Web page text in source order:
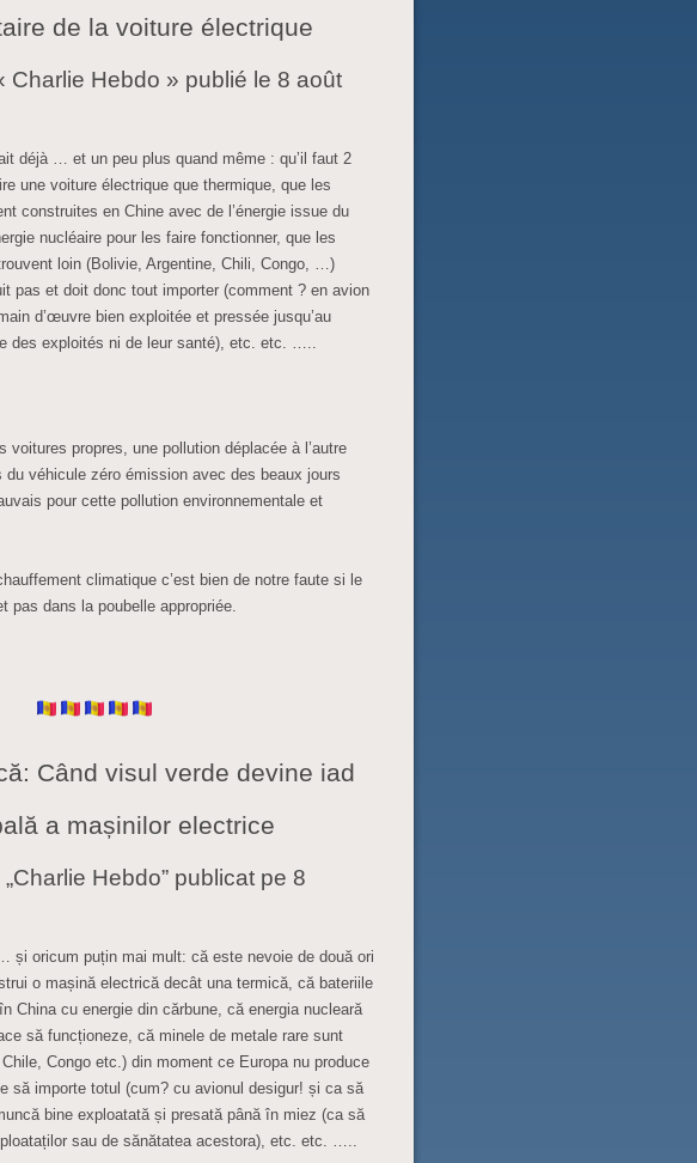
de la voiture électrique
Charlie Hebdo » publié le 8 août
déjà … et un peu plus quand même : qu’il faut 2
une voiture électrique que thermique, que les
construites en Chine avec de l’énergie issue du
nucléaire pour les faire fonctionner, que les
loin (Bolivie, Argentine, Chili, Congo, …)
pas et doit donc tout importer (comment ? en avion
d’œuvre bien exploitée et pressée jusqu’au
des exploités ni de leur santé), etc. etc. …..
voitures propres, une pollution déplacée à l’autre
du véhicule zéro émission avec des beaux jours
pour cette pollution environnementale et
climatique c’est bien de notre faute si le
pas dans la poubelle appropriée.
Când visul verde devine iad
a mașinilor electrice
Hebdo” publicat pe 8
și oricum puțin mai mult: că este nevoie de două ori
o mașină electrică decât una termică, că bateriile
China cu energie din cărbune, că energia nucleară
să funcționeze, că minele de metale rare sunt
Congo etc.) din moment ce Europa nu produce
să importe totul (cum? cu avionul desigur! și ca să
bine exploatată și presată până în miez (ca să
sau de sănătatea acestora), etc. etc. …..